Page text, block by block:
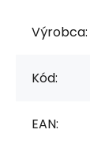
Výrobca:
Kód:
EAN: